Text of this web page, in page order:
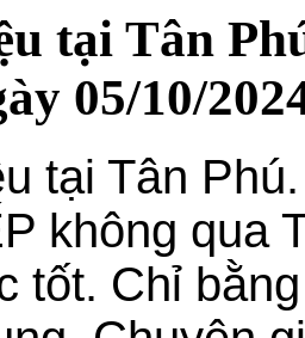
tại Tân
05/10/
tại Tân
không qua
tốt. Chỉ